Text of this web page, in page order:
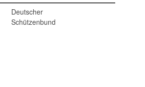
Deutscher
Schützenbund